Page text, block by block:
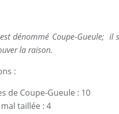
dénommé Coupe-Gueule; il
la raison.
:
de Coupe-Gueule : 10
taillée : 4